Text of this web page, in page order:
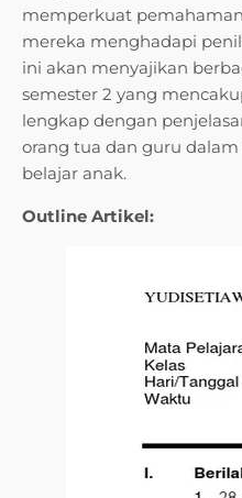
memperkuat
mereka menghadapi
ini akan menyajikan
semester 2 yang
lengkap dengan
orang tua dan guru
belajar anak.
Outline Artikel: